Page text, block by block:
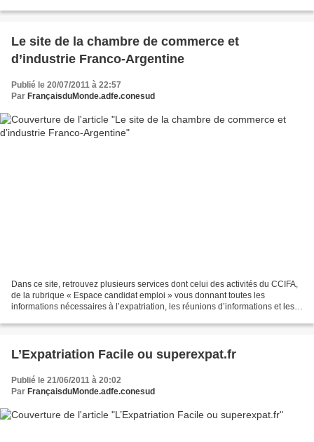
Le site de la chambre de commerce et
d’industrie Franco-Argentine
Publié le 20/07/2011 à 22:57
Par FrançaisduMonde.adfe.conesud
Dans ce site, retrouvez plusieurs services dont celui des activités du CCIFA,
de la rubrique « Espace candidat emploi » vous donnant toutes les
informations nécessaires à l’expatriation, les réunions d’informations et les
L’Expatriation Facile ou superexpat.fr
Publié le 21/06/2011 à 20:02
Par FrançaisduMonde.adfe.conesud